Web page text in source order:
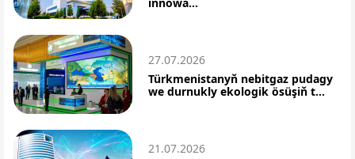
27.07.2026
Türkmenistanyň nebitgaz pudagy
we durnukly ekologik ösüşiň t...
21.07.2026